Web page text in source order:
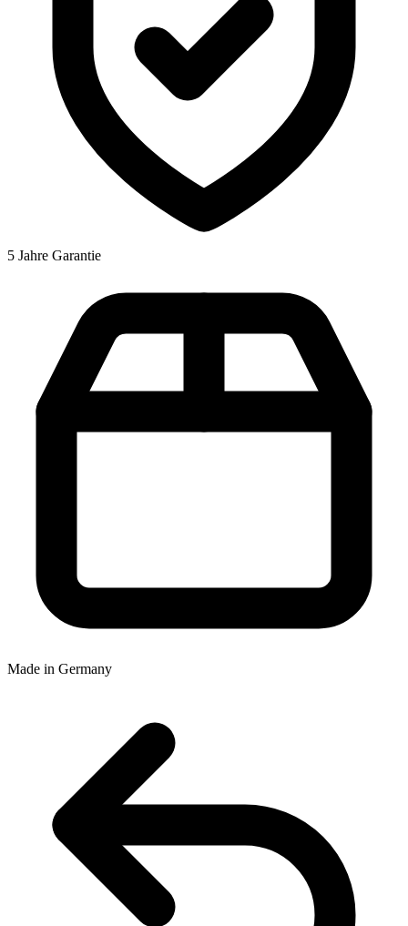
5 Jahre Garantie
Made in Germany